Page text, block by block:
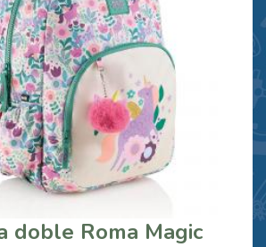
doble Roma Magic